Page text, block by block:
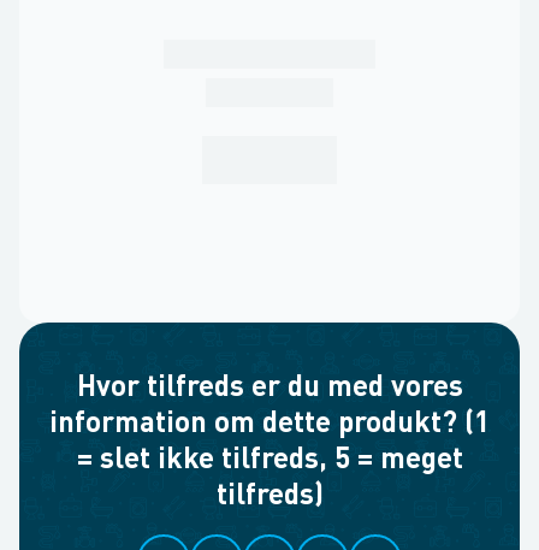
Hvor tilfreds er du med vores
information om dette produkt? (1
= slet ikke tilfreds, 5 = meget
tilfreds)